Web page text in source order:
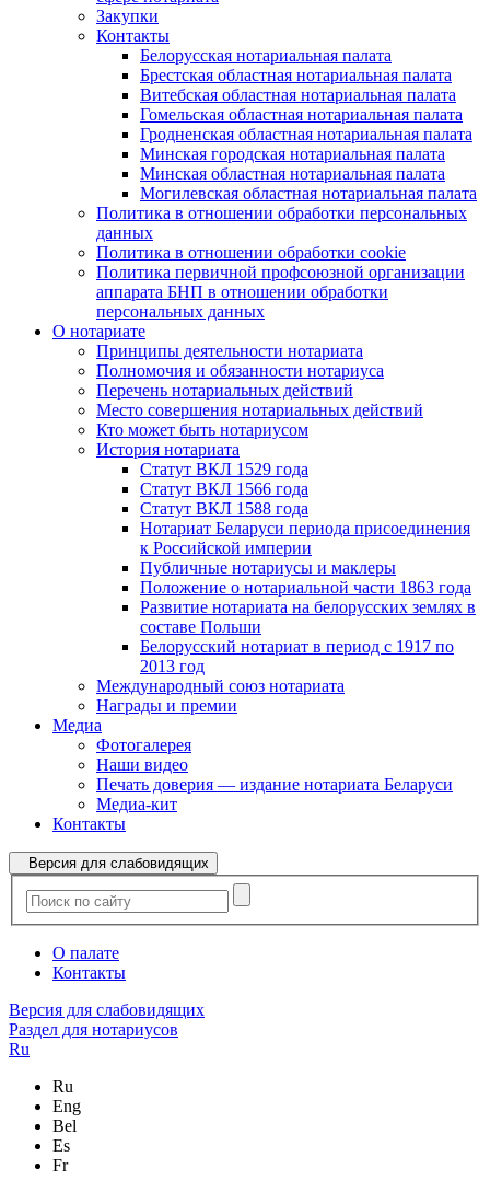
Закупки
Контакты
Белорусская нотариальная палата
Брестская областная нотариальная палата
Витебская областная нотариальная палата
Гомельская областная нотариальная палата
Гродненская областная нотариальная палата
Минская городская нотариальная палата
Минская областная нотариальная палата
Могилевская областная нотариальная палата
Политика в отношении обработки персональных
данных
Политика в отношении обработки cookie
Политика первичной профсоюзной организации
аппарата БНП в отношении обработки
персональных данных
О нотариате
Принципы деятельности нотариата
Полномочия и обязанности нотариуса
Перечень нотариальных действий
Место совершения нотариальных действий
Кто может быть нотариусом
История нотариата
Статут ВКЛ 1529 года
Статут ВКЛ 1566 года
Статут ВКЛ 1588 года
Нотариат Беларуси периода присоединения
к Российской империи
Публичные нотариусы и маклеры
Положение о нотариальной части 1863 года
Развитие нотариата на белорусских землях в
составе Польши
Белорусский нотариат в период с 1917 по
2013 год
Международный союз нотариата
Награды и премии
Медиа
Фотогалерея
Наши видео
Печать доверия — издание нотариата Беларуси
Медиа-кит
Контакты
Версия для слабовидящих
О палате
Контакты
Версия для слабовидящих
Раздел для нотариусов
Ru
Ru
Eng
Bel
Es
Fr